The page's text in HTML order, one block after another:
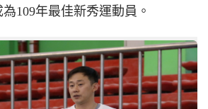
109年最佳新秀運動員。